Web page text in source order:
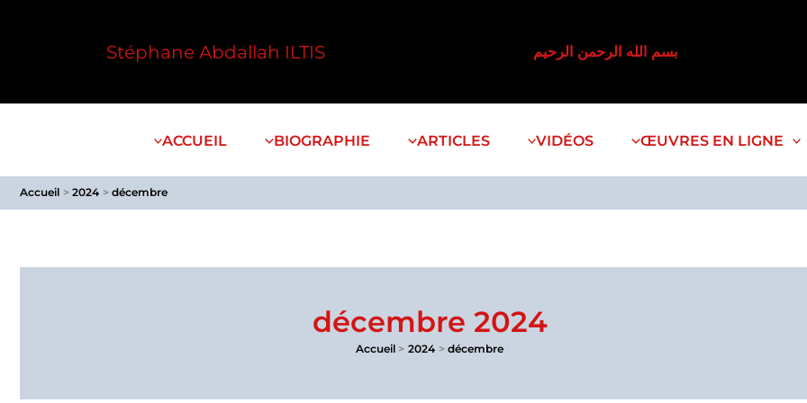
Stéphane Abdallah ILTIS بسم الله الرحمن الرحيم
ACCUEIL BIOGRAPHIE ARTICLES VIDÉOS ŒUVRES EN LIGNE
Accueil 2024 décembre
décembre 2024
Accueil 2024 décembre